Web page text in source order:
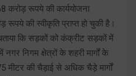
करोड़ रूपये की कार्ययोजना
रूपये की स्वीकृति प्राप्त हो चुकी है।
कि सड़कों को कंक्रीट सड़कों में
निगम क्षेत्रों के शहरी मार्गों के
मीटर की चैड़ाई से अधिक चैड़े मार्गों